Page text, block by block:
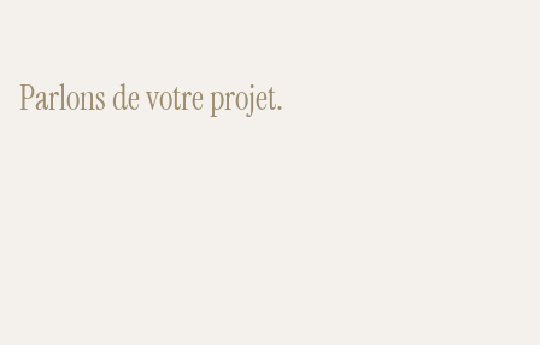
Parlons de votre projet.